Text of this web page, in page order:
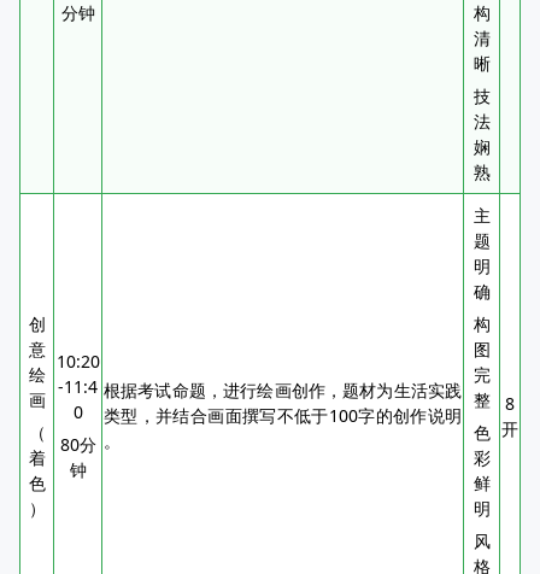
分钟
构
清
晰
技
法
娴
熟
创
意
绘
画
（
着
色
）
10:20
-11:4
0
80分
钟
根据考试命题，进行绘画创作，题材为生活实践
类型，并结合画面撰写不低于100字的创作说明
。
主
题
明
确
构
图
完
整
色
彩
鲜
明
风
格
8
开